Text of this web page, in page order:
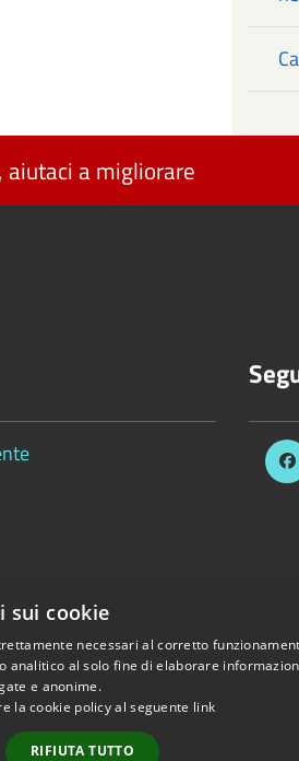
a migliorare
Copyright © 2026 • Comune
sui cookie
necessari al corretto
analitico al solo fine di elaborare
e anonime.
la cookie policy al seguente link
RIFIUTA TUTTO